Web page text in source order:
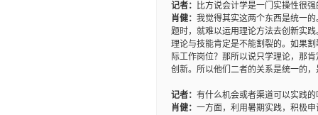
记者：
比方说会计学是一门实操性很
肖健： 我觉得其实这两个东西是统一
题时，就难以运用理论方法去创新实
理论与技能肯定是不能割裂的。如果
际工作岗位？那所以说只学理论，那
创新。所以他们二者的关系是统一的
记者： 有什么机会或者渠道可以实践的
肖健： 一方面，利用暑期实践，积极